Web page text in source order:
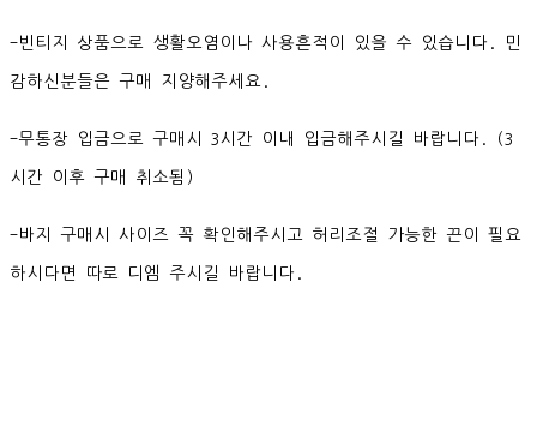
-빈티지 상품으로 생활오염이나 사용흔적이 있을 수 있습니다. 민
감하신분들은 구매 지양해주세요.
-무통장 입금으로 구매시 3시간 이내 입금해주시길 바랍니다. (3
시간 이후 구매 취소됨)
-바지 구매시 사이즈 꼭 확인해주시고 허리조절 가능한 끈이 필요
하시다면 따로 디엠 주시길 바랍니다.